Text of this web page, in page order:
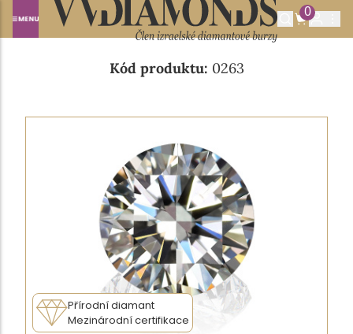
0
Domů NABÍDKA DIAMANTŮ 0.25CT G/VS1
Kód produktu: 0263
Přírodní diamant
Mezinárodní certifikace